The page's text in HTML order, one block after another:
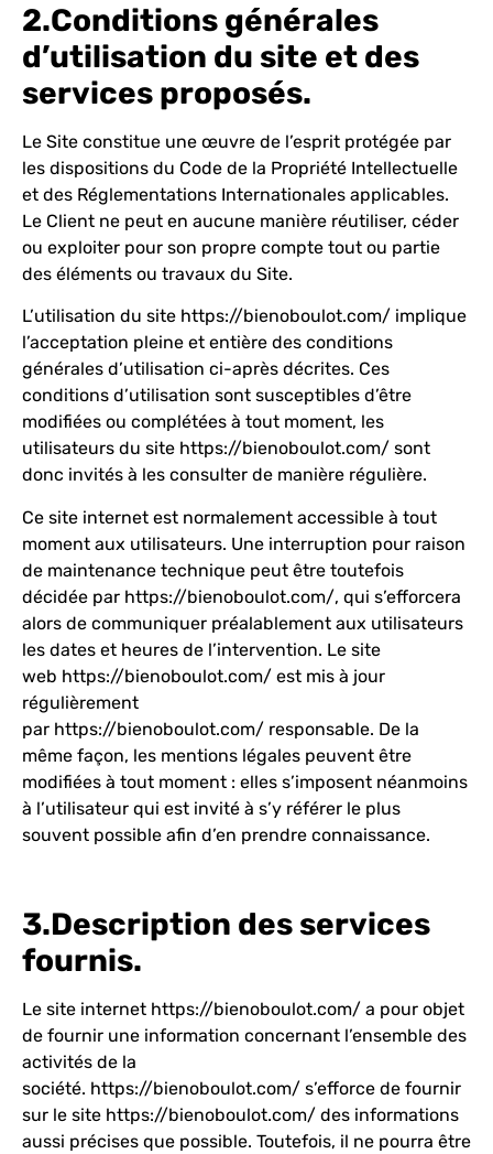
2.Conditions générales
d’utilisation du site et des
services proposés.
Le Site constitue une œuvre de l’esprit protégée par
les dispositions du Code de la Propriété Intellectuelle
et des Réglementations Internationales applicables.
Le Client ne peut en aucune manière réutiliser, céder
ou exploiter pour son propre compte tout ou partie
des éléments ou travaux du Site.
L’utilisation du site https://bienoboulot.com/ implique
l’acceptation pleine et entière des conditions
générales d’utilisation ci-après décrites. Ces
conditions d’utilisation sont susceptibles d’être
modifiées ou complétées à tout moment, les
utilisateurs du site https://bienoboulot.com/ sont
donc invités à les consulter de manière régulière.
Ce site internet est normalement accessible à tout
moment aux utilisateurs. Une interruption pour raison
de maintenance technique peut être toutefois
décidée par https://bienoboulot.com/, qui s’efforcera
alors de communiquer préalablement aux utilisateurs
les dates et heures de l’intervention. Le site
web https://bienoboulot.com/ est mis à jour
régulièrement
par https://bienoboulot.com/ responsable. De la
même façon, les mentions légales peuvent être
modifiées à tout moment : elles s’imposent néanmoins
à l’utilisateur qui est invité à s’y référer le plus
souvent possible afin d’en prendre connaissance.
3.Description des services
fournis.
Le site internet https://bienoboulot.com/ a pour objet
de fournir une information concernant l’ensemble des
activités de la
société. https://bienoboulot.com/ s’efforce de fournir
sur le site https://bienoboulot.com/ des informations
aussi précises que possible. Toutefois, il ne pourra être